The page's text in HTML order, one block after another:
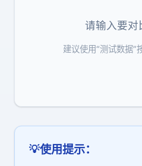
请输入要对
建议使用“测试数据”
使用提示：